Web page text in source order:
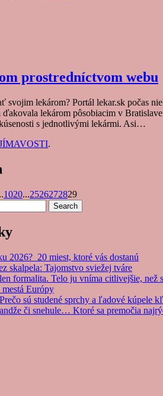
prostredníctvom webu
svojim lekárom? Portál lekar.sk počas
ďakovala lekárom pôsobiacim v
s jednotlivými lekármi. Asi…
.
1020...2526272829
2026? 20 miest, ktoré vás dostanú
skalpela: Tajomstvo sviežej tváre
formalita. Telo ju vníma citlivejšie, než
Európy
sú studené sprchy a ľadové kúpele
či snehule… Ktoré sa premočia